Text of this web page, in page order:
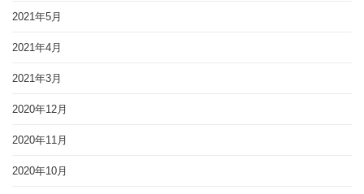
2021年5月
2021年4月
2021年3月
2020年12月
2020年11月
2020年10月